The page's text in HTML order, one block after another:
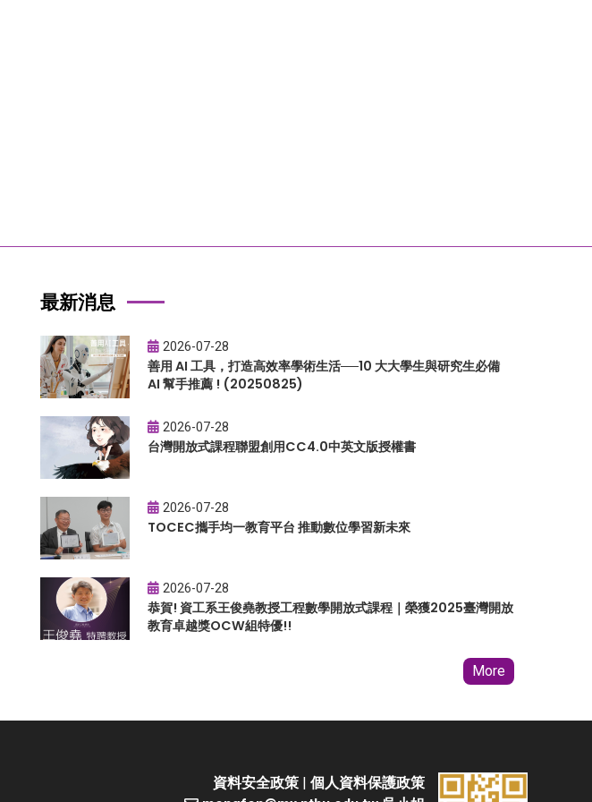
最新消息
2026-07-28
善用 AI 工具，打造高效率學術生活──10 大大學生與研究生必備
AI 幫手推薦 ! (20250825)
2026-07-28
台灣開放式課程聯盟創用CC4.0中英文版授權書
2026-07-28
TOCEC攜手均一教育平台 推動數位學習新未來
2026-07-28
恭賀! 資工系王俊堯教授工程數學開放式課程｜榮獲2025臺灣開放
教育卓越獎OCW組特優!!
More
資料安全政策 | 個人資料保護政策